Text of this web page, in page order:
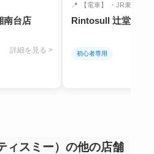
南台店
詳細を見る >
📍 【電車】 ・JR東海道
Rintosull 辻堂店
初心者専用
ィスミー）の他の店舗